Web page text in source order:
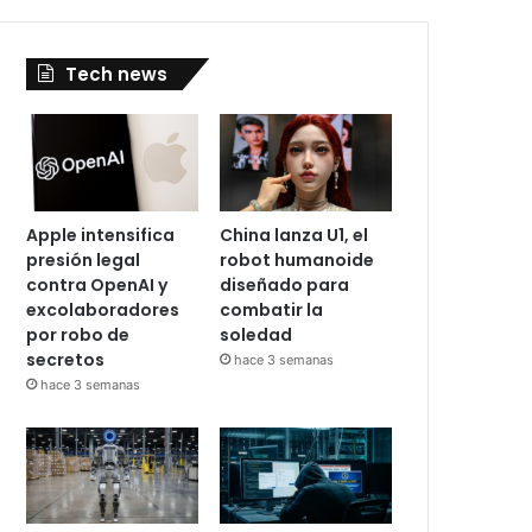
Tech news
Apple intensifica
presión legal
contra OpenAI y
excolaboradores
por robo de
secretos
hace 3 semanas
China lanza U1, el
robot humanoide
diseñado para
combatir la
soledad
hace 3 semanas